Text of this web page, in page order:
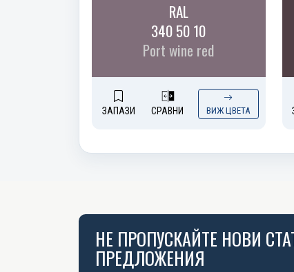
RAL
340 50 10
Port wine red
ЗАПАЗИ СРАВНИ ВИЖ ЦВЕТА
НЕ ПРОПУСКАЙТЕ НОВИ
ПРЕДЛОЖЕНИЯ